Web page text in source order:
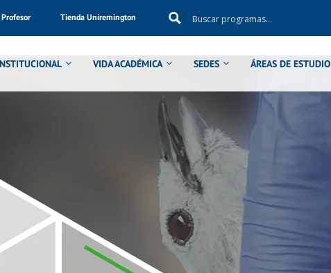
Profesor Tienda Uniremington
VIDA ACADÉMICA SEDES ÁREAS DE ESTUDIO